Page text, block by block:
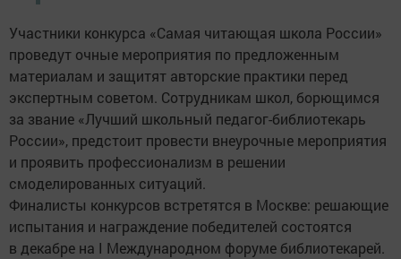
Участники конкурса «Самая читающая школа России»
проведут очные мероприятия по предложенным
материалам и защитят авторские практики перед
экспертным советом. Сотрудникам школ, борющимся
за звание «Лучший школьный педагог-библиотекарь
России», предстоит провести внеурочные мероприятия
и проявить профессионализм в решении
смоделированных ситуаций.
Финалисты конкурсов встретятся в Москве: решающие
испытания и награждение победителей состоятся
в декабре на I Международном форуме библиотекарей.